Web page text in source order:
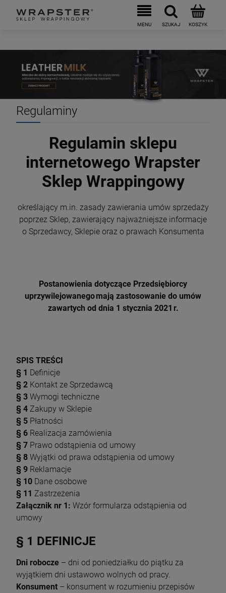
Wrapster Bug Remover Economic 1L +
31,00 zł
szt.
Regulaminy
Regulamin sklepu
internetowego Wrapster
Sklep Wrappingowy
określający m.in. zasady zawierania umów sprzedaży
poprzez Sklep, zawierający najważniejsze informacje
o Sprzedawcy, Sklepie oraz o prawach Konsumenta
Postanowienia dotyczące Przedsiębiorcy
uprzywilejowanego mają zastosowanie do umów
zawartych od dnia 1 stycznia 2021 r.
SPIS TREŚCI
§ 1 Definicje
§ 2 Kontakt ze Sprzedawcą
§ 3 Wymogi techniczne
§ 4 Zakupy w Sklepie
§ 5 Płatności
§ 6 Realizacja zamówienia
§ 7 Prawo odstąpienia od umowy
§ 8 Wyjątki od prawa odstąpienia od umowy
§ 9 Reklamacje
§ 10 Dane osobowe
§ 11 Zastrzeżenia
Załącznik nr 1: Wzór formularza odstąpienia od
umowy
§ 1 DEFINICJE
Dni robocze – dni od poniedziałku do piątku za
wyjątkiem dni ustawowo wolnych od pracy.
Konsument – konsument w rozumieniu przepisów